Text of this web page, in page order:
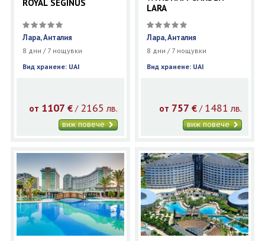
ROYAL SEGINUS
Лара, Анталия
8 дни / 7 нощувки
Вид хранене: UAI
от 1107 €/ 2165 лв.
виж повече
LARA
Лара, Анталия
8 дни / 7 нощувки
Вид хранене: UAI
от 757 € / 1481 лв.
виж повече